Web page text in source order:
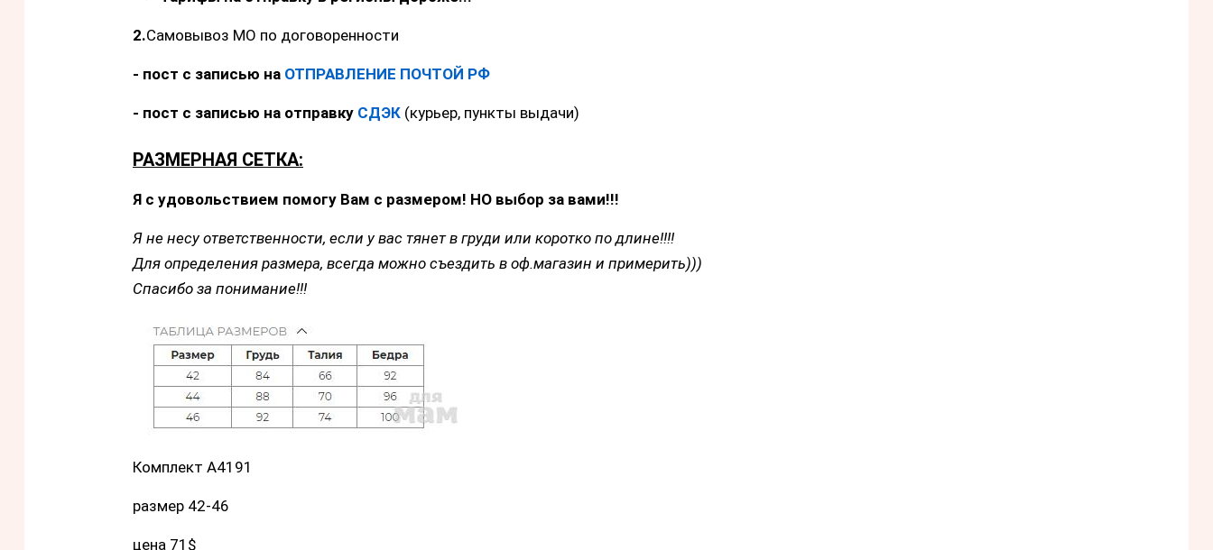
2.Самовывоз МО по договоренности
- пост с записью на ОТПРАВЛЕНИЕ ПОЧТОЙ РФ
- пост с записью на отправку СДЭК (курьер, пункты выдачи)
РАЗМЕРНАЯ СЕТКА:
Я с удовольствием помогу Вам с размером! НО выбор за вами!!!
Я не несу ответственности, если у вас тянет в груди или коротко по длине!!!!
Для определения размера, всегда можно съездить в оф.магазин и примерить)))
Спасибо за понимание!!!
Комплект А4191
размер 42-46
цена 71$